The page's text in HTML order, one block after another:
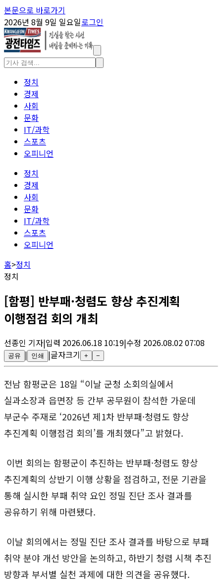
본문으로 바로가기
2026년 8월 9일 일요일로그인
정치
경제
사회
문화
IT/과학
스포츠
오피니언
정치
경제
사회
문화
IT/과학
스포츠
오피니언
홈>정치
정치
[함평] 반부패·청렴도 향상 추진계획
이행점검 회의 개최
선종인 기자|입력 2026.06.18 10:19|수정 2026.08.02 07:08
공유 | 인쇄 |글자크기 + −
전남 함평군은 18일 “이날 군청 소회의실에서
실과소장과 읍면장 등 간부 공무원이 참석한 가운데
부군수 주재로 ‘2026년 제1차 반부패·청렴도 향상
추진계획 이행점검 회의’를 개최했다”고 밝혔다.
이번 회의는 함평군이 추진하는 반부패·청렴도 향상
추진계획의 상반기 이행 상황을 점검하고, 전문 기관을
통해 실시한 부패 취약 요인 정밀 진단 조사 결과를
공유하기 위해 마련됐다.
이날 회의에서는 정밀 진단 조사 결과를 바탕으로 부패
취약 분야 개선 방안을 논의하고, 하반기 청렴 시책 추진
방향과 부서별 실천 과제에 대한 의견을 공유했다.